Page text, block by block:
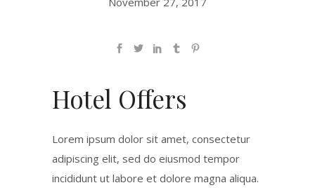
Hotel Offers
Lorem ipsum dolor sit amet, consectetur
adipiscing elit, sed do eiusmod tempor
incididunt ut labore et dolore magna aliqua.